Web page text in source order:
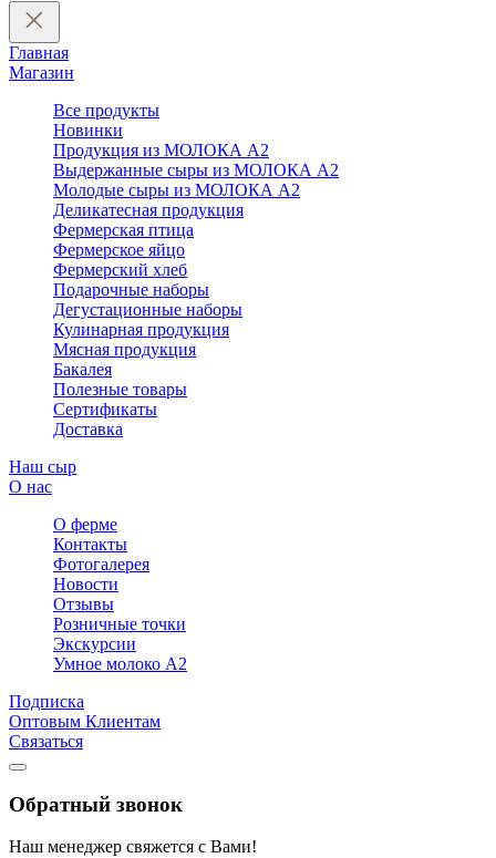
Главная
Магазин
Все продукты
Новинки
Продукция из МОЛОКА А2
Выдержанные сыры из МОЛОКА А2
Молодые сыры из МОЛОКА А2
Деликатесная продукция
Фермерская птица
Фермерское яйцо
Фермерский хлеб
Подарочные наборы
Дегустационные наборы
Кулинарная продукция
Мясная продукция
Бакалея
Полезные товары
Сертификаты
Доставка
Наш сыр
О нас
О ферме
Контакты
Фотогалерея
Новости
Отзывы
Розничные точки
Экскурсии
Умное молоко А2
Подписка
Оптовым Клиентам
Связаться
Обратный звонок
Наш менеджер свяжется с Вами!